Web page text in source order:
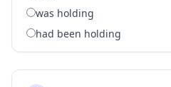
was holding
had been holding